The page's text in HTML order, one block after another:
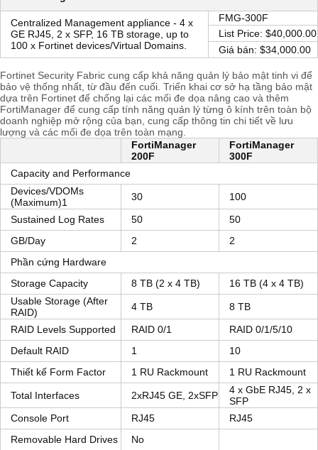
Centralized Management appliance - 4 x
GE RJ45, 2 x SFP, 16 TB storage, up to
100 x Fortinet devices/Virtual Domains.
FMG-300F
List Price: $40,000.00
Giá bán: $34,000.00
Fortinet Security Fabric cung cấp khả năng quản lý bảo mật tinh vi để
bảo vệ thống nhất, từ đầu đến cuối. Triển khai cơ sở hạ tầng bảo mật
dựa trên Fortinet để chống lại các mối đe dọa nâng cao và thêm
FortiManager để cung cấp tính năng quản lý từng ô kính trên toàn bộ
doanh nghiệp mở rộng của bạn, cung cấp thông tin chi tiết về lưu
lượng và các mối đe dọa trên toàn mạng.
FortiManager
200F
FortiManager
300F
Capacity and Performance
Devices/VDOMs
(Maximum)1
30
100
Sustained Log Rates
50
50
GB/Day
2
2
Phần cứng Hardware
Storage Capacity
8 TB (2 x 4 TB)
16 TB (4 x 4 TB)
Usable Storage (After
RAID)
4 TB
8 TB
RAID Levels Supported
RAID 0/1
RAID 0/1/5/10
Default RAID
1
10
Thiết kế Form Factor
1 RU Rackmount 1 RU Rackmount
Total Interfaces 2xRJ45 GE, 2xSFP
4 x GbE RJ45, 2 x
SFP
Console Port
RJ45
RJ45
Removable Hard Drives
No